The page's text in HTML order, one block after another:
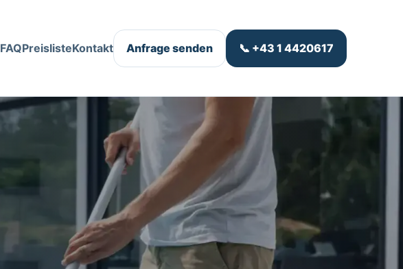
FAQPreislisteKontakt Anfrage senden 📞 +43 1 4420617